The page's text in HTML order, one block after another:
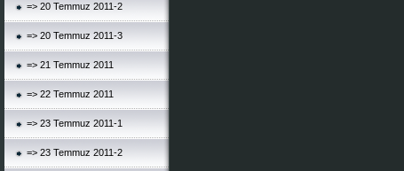
=> 20 Temmuz 2011-2
=> 20 Temmuz 2011-3
=> 21 Temmuz 2011
=> 22 Temmuz 2011
=> 23 Temmuz 2011-1
=> 23 Temmuz 2011-2